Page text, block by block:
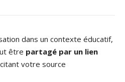
dans un contexte éducatif,
être partagé par un lien
votre source